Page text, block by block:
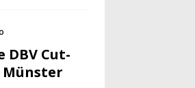
DBV Cut­